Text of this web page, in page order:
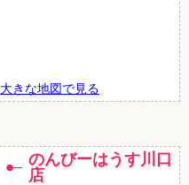
大きな地図で見る
のんびーはうす川口
店